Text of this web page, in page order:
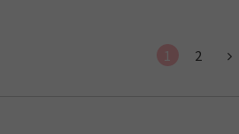
1 2